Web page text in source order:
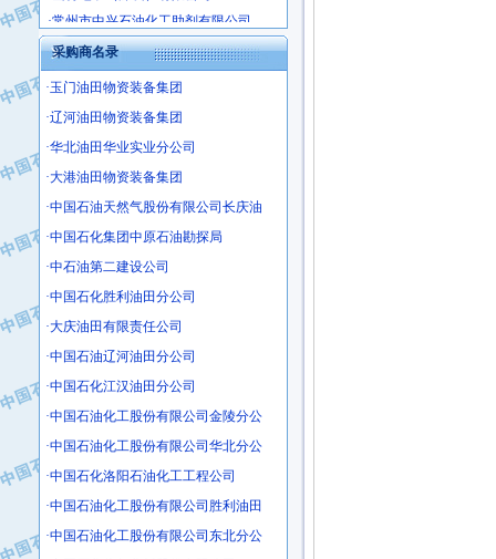
·常州市中兴石油化工助剂有限公司
·姜堰市三联助剂有限公司
·四川中光高技术研究所有限责任公司
·江苏天安防雷工程有限责任公司
·山东东营胜利工业园区
·自贡五洲防腐安装有限公司
·成都长江水处理设备有限公司
·中核苏阀科技实业股份有限公司
·济南柴油机股份有限公司
·上海科瑞曼士德电源系统集成有限公
·东方合金铸造厂
·保定北奥石油物探特种车辆制造有限
·盘锦辽河油田天意石油装备有限公司
·中国石油天然气管道局穿越公司
·南石力天传动件有限公司
·浙江瑞普环境技术有限公司
·华北石油新大禹环保设备有限公司
采购商名录
·玉门油田物资装备集团
·辽河油田物资装备集团
·华北油田华业实业分公司
·大港油田物资装备集团
·中国石油天然气股份有限公司长庆油
·中国石化集团中原石油勘探局
·中石油第二建设公司
·中国石化胜利油田分公司
·大庆油田有限责任公司
·中国石油辽河油田分公司
·中国石化江汉油田分公司
·中国石油化工股份有限公司金陵分公
·中国石油化工股份有限公司华北分公
·中国石化洛阳石油化工工程公司
·中国石油化工股份有限公司胜利油田
·中国石油化工股份有限公司东北分公